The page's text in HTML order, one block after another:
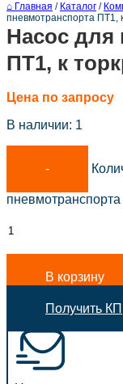
⌂ Главная / Каталог /
пневмотранспорта ПТ1,
Насос для
ПТ1, к
Цена по запросу
В наличии: 1
В корзину
Получить КП